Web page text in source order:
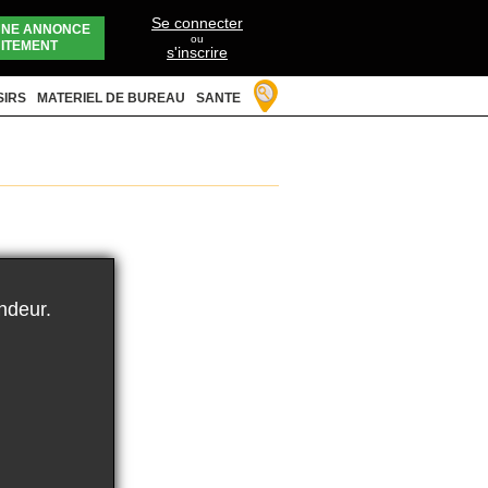
ANNONCE
Se connecter
ou
s'inscrire
MATERIEL DE BUREAU SANTE